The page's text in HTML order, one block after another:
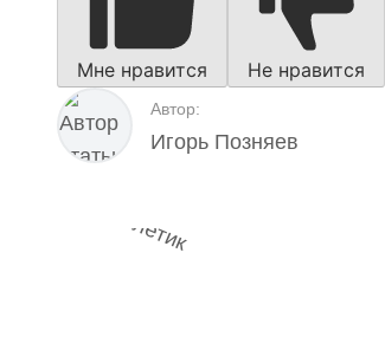
Мне нравится Не нравится
Автор:
Игорь Позняев